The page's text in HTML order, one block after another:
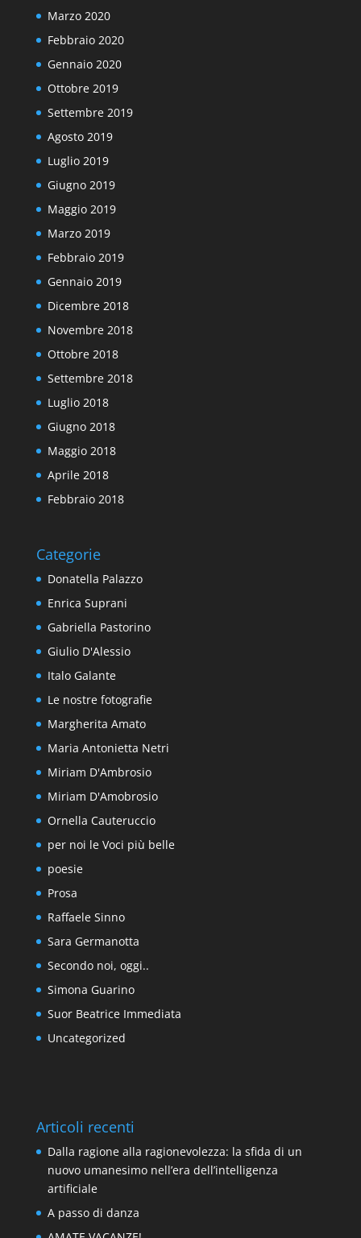
Marzo 2020
Febbraio 2020
Gennaio 2020
Ottobre 2019
Settembre 2019
Agosto 2019
Luglio 2019
Giugno 2019
Maggio 2019
Marzo 2019
Febbraio 2019
Gennaio 2019
Dicembre 2018
Novembre 2018
Ottobre 2018
Settembre 2018
Luglio 2018
Giugno 2018
Maggio 2018
Aprile 2018
Febbraio 2018
Categorie
Donatella Palazzo
Enrica Suprani
Gabriella Pastorino
Giulio D'Alessio
Italo Galante
Le nostre fotografie
Margherita Amato
Maria Antonietta Netri
Miriam D'Ambrosio
Miriam D'Amobrosio
Ornella Cauteruccio
per noi le Voci più belle
poesie
Prosa
Raffaele Sinno
Sara Germanotta
Secondo noi, oggi..
Simona Guarino
Suor Beatrice Immediata
Uncategorized
Articoli recenti
Dalla ragione alla ragionevolezza: la sfida di un
nuovo umanesimo nell’era dell’intelligenza
artificiale
A passo di danza